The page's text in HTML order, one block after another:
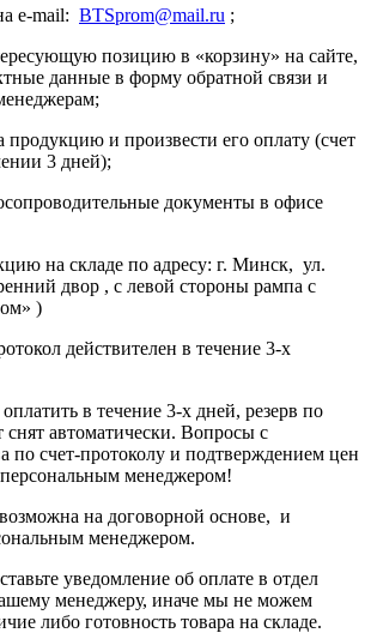
e-mail: BTSprom@mail.ru ;
позицию в «корзину» на сайте,
данные в форму обратной связи и
продукцию и произвести его оплату (счет
3 дней);
документы в офисе
на складе по адресу: г. Минск, ул.
двор , с левой стороны рампа с
)
действителен в течение 3-х
в течение 3-х дней, резерв по
снят автоматически. Вопросы с
по счет-протоколу и подтверждением цен
менеджером!
на договорной основе, и
менеджером.
уведомление об оплате в отдел
менеджеру, иначе мы не можем
либо готовность товара на складе.